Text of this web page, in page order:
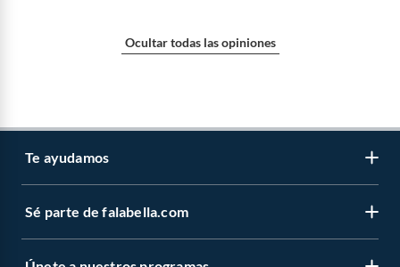
Ocultar todas las opiniones
Te ayudamos
Venta telefónica
Sé parte de falabella.com